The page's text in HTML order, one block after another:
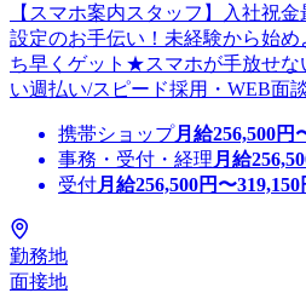
【スマホ案内スタッフ】入社祝
設定のお手伝い！未経験から始
ち早くゲット★スマホが手放せな
い週払い/スピード採用・WEB面
携帯ショップ月給256,500円
事務・受付・経理 月給
受付月給256,500円〜319,150
勤務地
面接地